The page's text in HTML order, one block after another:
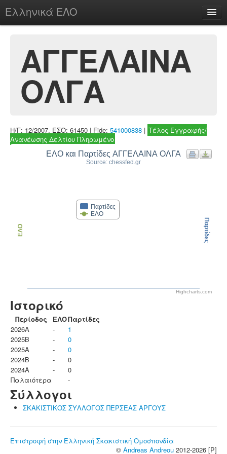
Ελληνικά ΕΛΟ
chesstu.be @ discord
Login
ΑΓΓΕΛΑΙΝΑ
ΟΛΓΑ
Η/Γ: 12/2007, ΕΣΟ: 61450 | Fide: 541000838 | Τέλος Εγγραφής/
Ανανέωσης Δελτίου Πληρωμένο
ΕΛΟ και Παρτίδες ΑΓΓΕΛΑΙΝΑ ΟΛΓΑ
Source: chessfed.gr
Παρτίδες
ΕΛΟ
ΕΛΟ Παρτίδες
Highcharts.com
Ιστορικό
Περίοδος ΕΛΟΠαρτίδες
2026A
-
1
2025B
-
0
2025A
-
0
2024B
-
0
2024A
-
0
Παλαιότερα
-
Σύλλογοι
ΣΚΑΚΙΣΤΙΚΟΣ ΣΥΛΛΟΓΟΣ ΠΕΡΣΕΑΣ ΑΡΓΟΥΣ
Επιστροφή στην Ελληνική Σκακιστική Ομοσπονδία
© Andreas Andreou 2012-2026 [P]